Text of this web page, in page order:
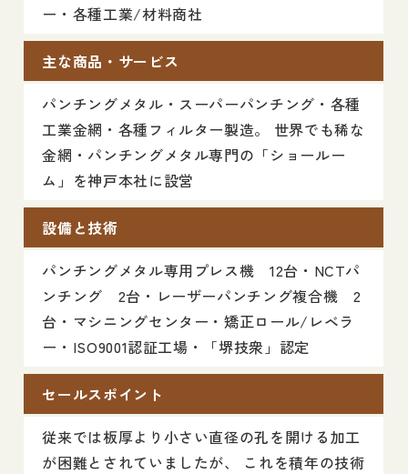
ー・各種工業/材料商社
主な商品・サービス
パンチングメタル・スーパーパンチング・各種
工業金網・各種フィルター製造。 世界でも稀な
金網・パンチングメタル専門の「ショールー
ム」を神戸本社に設営
設備と技術
パンチングメタル専用プレス機 12台・NCTパ
ンチング 2台・レーザーパンチング複合機 2
台・マシニングセンター・矯正ロール/レベラ
ー・ISO9001認証工場・「堺技衆」認定
セールスポイント
従来では板厚より小さい直径の孔を開ける加工
が困難とされていましたが、 これを積年の技術